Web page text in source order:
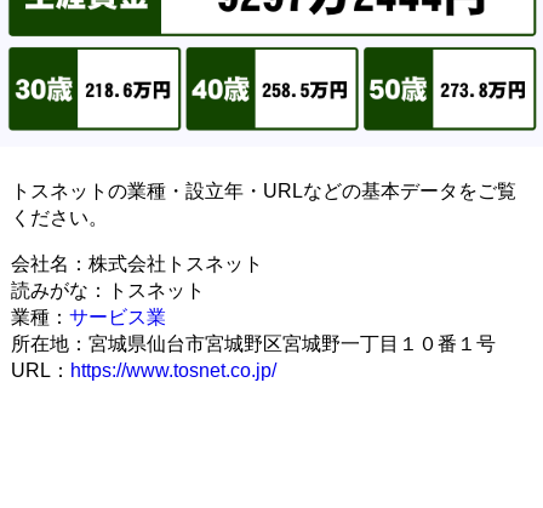
トスネットの業種・設立年・URLなどの基本データをご覧
ください。
会社名：株式会社トスネット
読みがな：トスネット
業種： サービス業
所在地：宮城県仙台市宮城野区宮城野一丁目１０番１号
URL： https://www.tosnet.co.jp/